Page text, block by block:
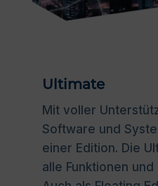
Ultimate
Mit voller
Software und
einer Edition. Die
alle Funktionen und